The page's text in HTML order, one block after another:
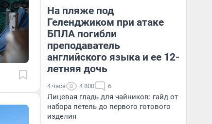
На пляже под
Геленджиком при атаке
БПЛА погибли
преподаватель
английского языка и ее 12-
летняя дочь
4 часа 4 800 6
Лицевая гладь для чайников: гайд от
набора петель до первого готового
изделия